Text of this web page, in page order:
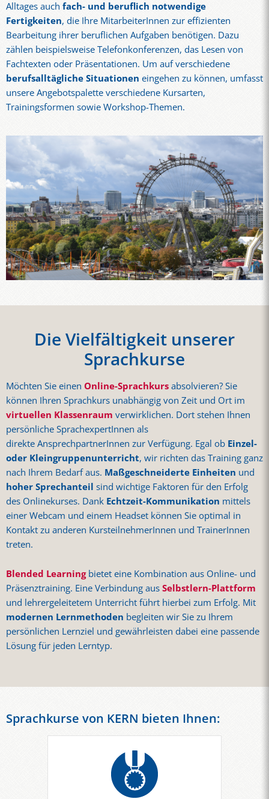
Alltages auch fach- und beruflich notwendige
Fertigkeiten, die Ihre MitarbeiterInnen zur effizienten
Bearbeitung ihrer beruflichen Aufgaben benötigen. Dazu
zählen beispielsweise Telefonkonferenzen, das Lesen von
Fachtexten oder Präsentationen. Um auf verschiedene
berufsalltägliche Situationen eingehen zu können, umfasst
unsere Angebotspalette verschiedene Kursarten,
Trainingsformen sowie Workshop-Themen.
Die Vielfältigkeit unserer
Sprachkurse
Möchten Sie einen Online-Sprachkursabsolvieren? Sie
können Ihren Sprachkurs unabhängig von Zeit und Ort im
virtuellen Klassenraum verwirklichen. Dort stehen Ihnen
persönliche SprachexpertInnen als
direkte AnsprechpartnerInnen zur Verfügung. Egal ob Einzel-
oder Kleingruppenunterricht, wir richten das Training ganz
nach Ihrem Bedarf aus. Maßgeschneiderte Einheiten und
hoher Sprechanteil sind wichtige Faktoren für den Erfolg
des Onlinekurses. Dank Echtzeit-Kommunikation mittels
einer Webcam und einem Headset können Sie optimal in
Kontakt zu anderen KursteilnehmerInnen und TrainerInnen
treten.
Blended Learning bietet eine Kombination aus Online- und
Präsenztraining. Eine Verbindung ausSelbstlern-Plattform
und lehrergeleitetem Unterricht führt hierbei zum Erfolg. Mit
modernen Lernmethoden begleiten wir Sie zu Ihrem
persönlichen Lernziel und gewährleisten dabei eine passende
Lösung für jeden Lerntyp.
Sprachkurse von KERN bieten Ihnen: